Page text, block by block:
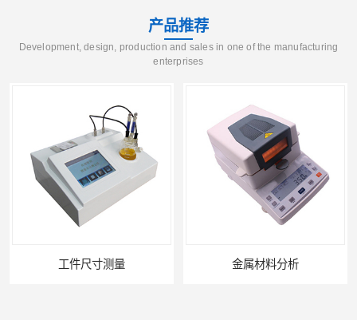
产品推荐
Development, design, production and sales in one of the manufacturing
enterprises
工件尺寸测量 金属材料分析